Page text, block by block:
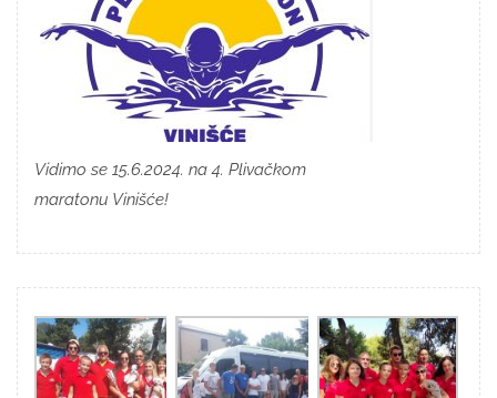
Vidimo se 15.6.2024. na 4. Plivačkom
maratonu Vinišće!